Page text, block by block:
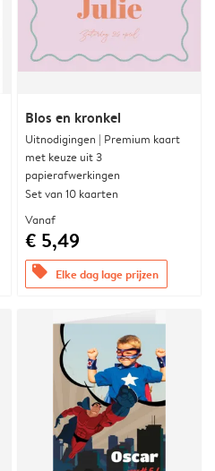
Blos en kronkel
Uitnodigingen | Premium kaart
met keuze uit 3
papierafwerkingen
Set van 10 kaarten
Vanaf
€ 5,49
offers Elke dag lage prijzen